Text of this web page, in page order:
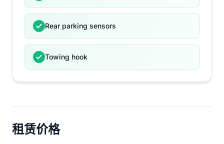
Rear parking sensors
Towing hook
租赁价格